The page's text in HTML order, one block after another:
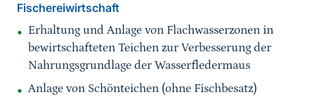
Fischereiwirtschaft
Erhaltung und Anlage von Flachwasserzonen in
bewirtschafteten Teichen zur Verbesserung der
Nahrungsgrundlage der Wasserfledermaus
Anlage von Schönteichen (ohne Fischbesatz)